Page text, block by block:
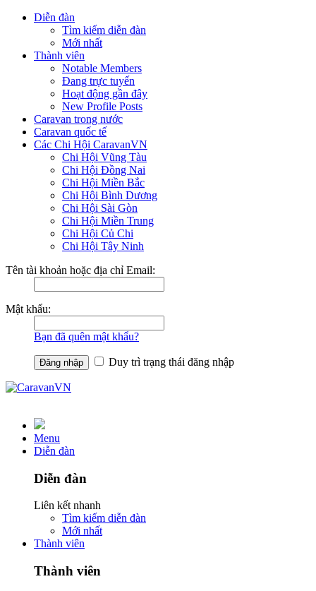
Diễn đàn
Tìm kiếm diễn đàn
Mới nhất
Thành viên
Notable Members
Đang trực tuyến
Hoạt động gần đây
New Profile Posts
Caravan trong nước
Caravan quốc tế
Các Chi Hội CaravanVN
Chi Hội Vũng Tàu
Chi Hội Đồng Nai
Chi Hội Miền Bắc
Chi Hội Bình Dương
Chi Hội Sài Gòn
Chi Hội Miền Trung
Chi Hội Củ Chi
Chi Hội Tây Ninh
Tên tài khoản hoặc địa chỉ Email:
Mật khẩu:
Bạn đã quên mật khẩu?
Duy trì trạng thái đăng nhập
Menu
Diễn đàn
Diễn đàn
Liên kết nhanh
Tìm kiếm diễn đàn
Mới nhất
Thành viên
Thành viên